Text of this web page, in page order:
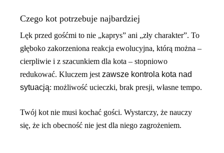
Czego kot potrzebuje najbardziej
Lęk przed gośćmi to nie „kaprys” ani „zły charakter”. To
głęboko zakorzeniona reakcja ewolucyjna, którą można –
cierpliwie i z szacunkiem dla kota – stopniowo
redukować. Kluczem jestzawsze kontrola kota nad
sytuacją: możliwość ucieczki, brak presji, własne tempo.
Twój kot nie musi kochać gości. Wystarczy, że nauczy
się, że ich obecność nie jest dla niego zagrożeniem.